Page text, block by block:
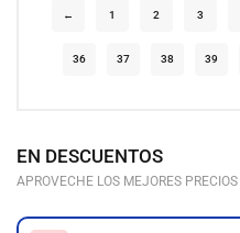
← 1 2 3
36 37 38 39
EN DESCUENTOS
APROVECHE LOS MEJORES PRECIOS